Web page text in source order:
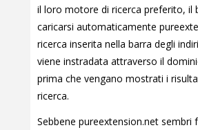
il loro motore di ricerca preferito, il
caricarsi automaticamente
ricerca inserita nella barra degli
viene instradata attraverso il
prima che vengano mostrati i
ricerca.
Sebbene pureextension.net sembri